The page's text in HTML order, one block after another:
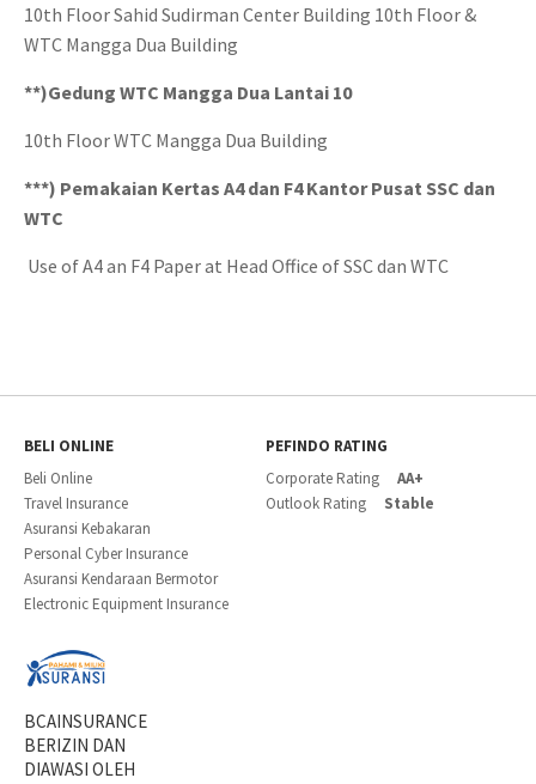
10th Floor Sahid Sudirman Center Building 10th Floor &
WTC Mangga Dua Building
**)Gedung WTC Mangga Dua Lantai 10
10th Floor WTC Mangga Dua Building
***) Pemakaian Kertas A4 dan F4 Kantor Pusat SSC dan
WTC
Use of A4 an F4 Paper at Head Office of SSC dan WTC
BELI ONLINE
Beli Online
Travel Insurance
Asuransi Kebakaran
Personal Cyber Insurance
Asuransi Kendaraan Bermotor
Electronic Equipment Insurance
PEFINDO RATING
Corporate Rating AA+
Outlook Rating Stable
BCAINSURANCE
BERIZIN DAN
DIAWASI OLEH